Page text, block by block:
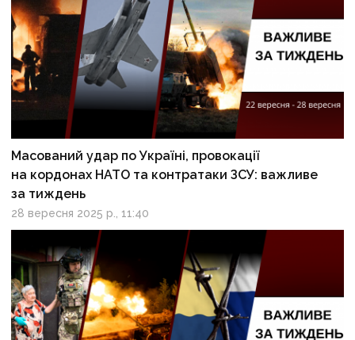
Масований удар по Україні, провокації
на кордонах НАТО та контратаки ЗСУ: важливе
за тиждень
28 вересня 2025 р., 11:40